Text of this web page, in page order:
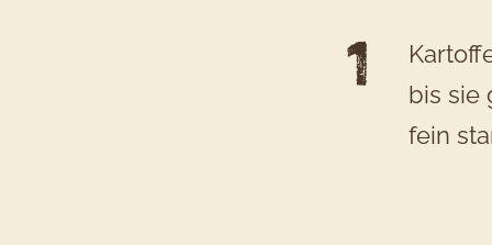
bis sie
fein